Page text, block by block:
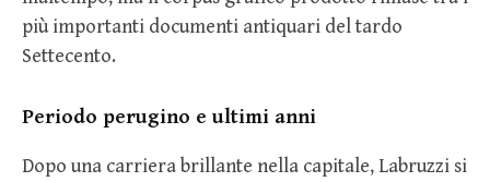
più importanti documenti antiquari del tardo
Settecento.
Periodo perugino e ultimi anni
Dopo una carriera brillante nella capitale, Labruzzi si